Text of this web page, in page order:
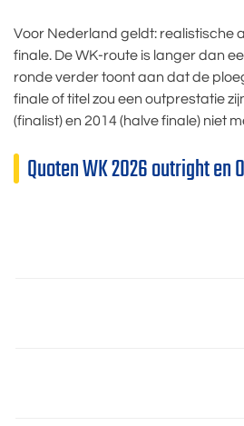
Voor Nederland geldt: realistische
finale. De WK-route is langer dan
ronde verder toont aan dat de
finale of titel zou een outprestatie
(finalist) en 2014 (halve finale) niet
Quoten WK 2026 outright